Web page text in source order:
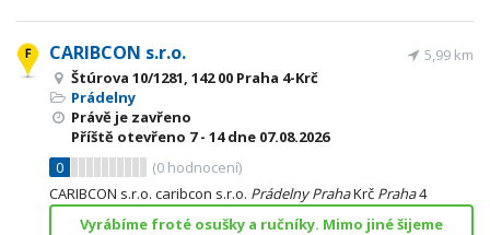
CARIBCON s.r.o.
Štúrova 10/1281, 142 00 Praha 4-Krč
Prádelny
Právě je zavřeno
Příště otevřeno 7 - 14dne 07.08.2026
0
(0 hodnocení)
5,99 km
CARIBCON s.r.o. caribcon s.r.o. Prádelny PrahaKrč Praha4
Vyrábíme froté osušky a ručníky. Mimo jiné šijeme